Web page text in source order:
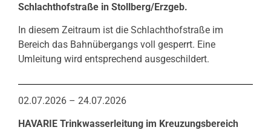
Schlachthofstraße in Stollberg/Erzgeb.
In diesem Zeitraum ist die Schlachthofstraße im
Bereich das Bahnübergangs voll gesperrt. Eine
Umleitung wird entsprechend ausgeschildert.
02.07.2026 – 24.07.2026
HAVARIE Trinkwasserleitung im Kreuzungsbereich